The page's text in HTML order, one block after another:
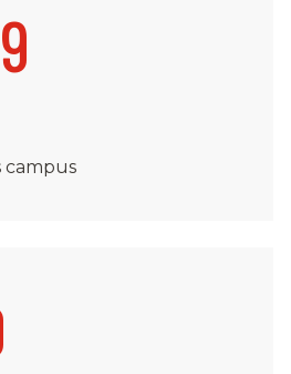
campus